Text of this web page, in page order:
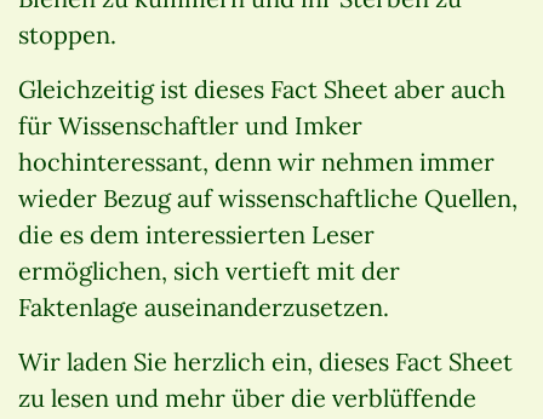
stoppen.
Gleichzeitig ist dieses Fact Sheet aber auch
für Wissenschaftler und Imker
hochinteressant, denn wir nehmen immer
wieder Bezug auf wissenschaftliche Quellen,
die es dem interessierten Leser
ermöglichen, sich vertieft mit der
Faktenlage auseinanderzusetzen.
Wir laden Sie herzlich ein, dieses Fact Sheet
zu lesen und mehr über die verblüffende